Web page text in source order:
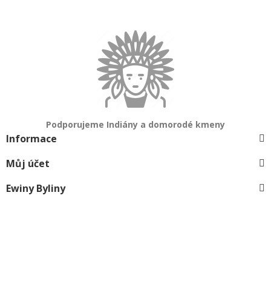
Podporujeme Indiány a domorodé kmeny
Informace
Můj účet
Ewiny Byliny